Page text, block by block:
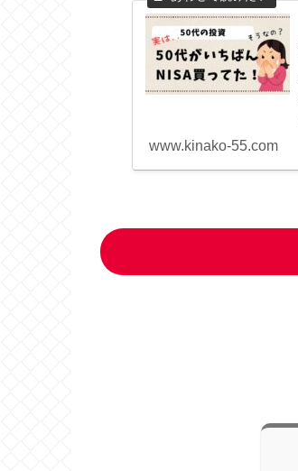
www.kinako-55.com